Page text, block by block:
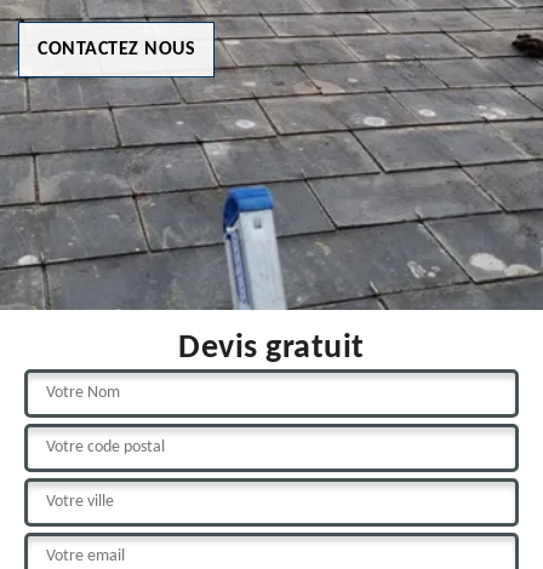
CONTACTEZ NOUS
Devis gratuit